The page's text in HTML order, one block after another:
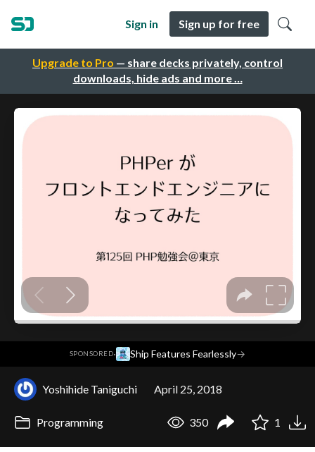
Upgrade to Pro — share decks privately, control
downloads, hide ads and more …
Sign in Sign up for free
SPONSORED· Ship Features Fearlessly→
Yoshihide Taniguchi April 25, 2018
Programming 350 1